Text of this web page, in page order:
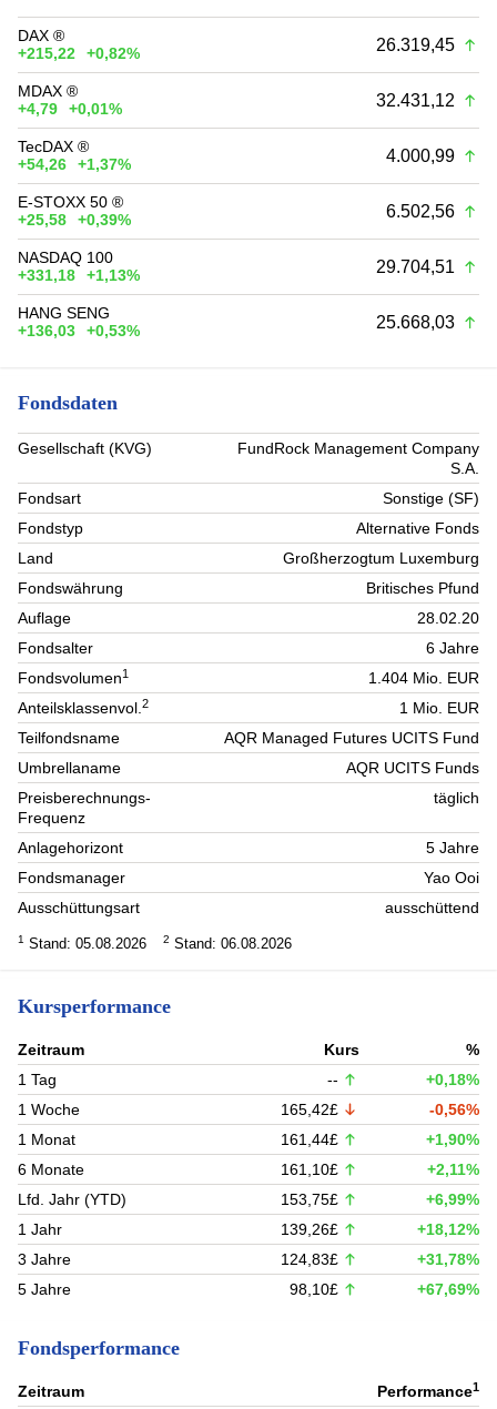
DAX ®
+215,22
+0,82% 26.319,45
MDAX ®
+4,79
+0,01% 32.431,12
TecDAX ®
+54,26
+1,37% 4.000,99
E-STOXX 50 ®
+25,58
+0,39% 6.502,56
NASDAQ 100
+331,18
+1,13% 29.704,51
HANG SENG
+136,03
+0,53% 25.668,03
Fondsdaten
Gesellschaft (KVG)
FundRock Management Company
S.A.
Fondsart
Sonstige (SF)
Fondstyp
Alternative Fonds
Land
Großherzogtum Luxemburg
Fondswährung
Britisches Pfund
Auflage
28.02.20
Fondsalter
6 Jahre
Fondsvolumen1
1.404 Mio. EUR
Anteilsklassenvol.2
1 Mio. EUR
Teilfondsname
AQR Managed Futures UCITS Fund
Umbrellaname
AQR UCITS Funds
Preisberechnungs-
Frequenz
täglich
Anlagehorizont
5 Jahre
Fondsmanager
Yao Ooi
Ausschüttungsart
ausschüttend
1 Stand: 05.08.2026 2 Stand: 06.08.2026
Kursperformance
Zeitraum Kurs
%
1 Tag
--
+0,18%
1 Woche
165,42£
-0,56%
1 Monat
161,44£
+1,90%
6 Monate
161,10£
+2,11%
Lfd. Jahr (YTD)
153,75£
+6,99%
1 Jahr
139,26£
+18,12%
3 Jahre
124,83£
+31,78%
5 Jahre
98,10£ +67,69%
Fondsperformance
Zeitraum Performance1